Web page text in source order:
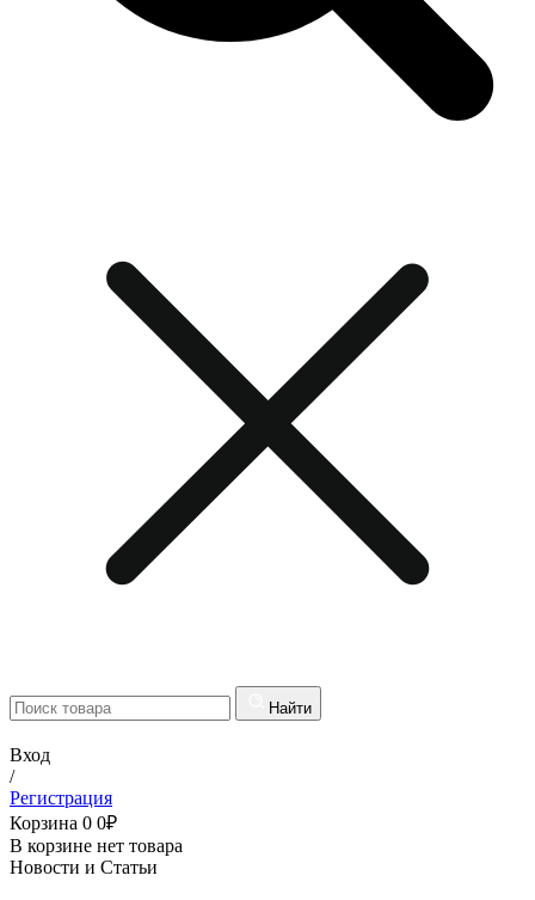
Найти
Вход
/
Регистрация
Корзина 0 0₽
В корзине нет товара
Новости и Статьи